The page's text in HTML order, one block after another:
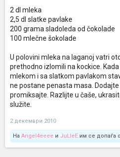
2 dl mleka
2,5 dl slatke pavlake
200 grama sladoleda od čokolade
100 mlečne šokolade
U polovini mleka na laganoj vatri
prethodno izlomili na kockice.
mlekom i sa slatkom pavlakom
ne postane penasta masa.
promiksajte. Razlijte u čaše,
služite.
2 декември 2010
На Angel4eeee и JuLleE им се допаѓа